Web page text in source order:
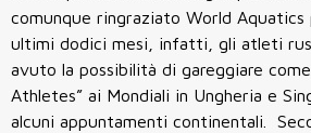
comunque ringraziato World Aquatics
ultimi dodici mesi, infatti, gli atleti
avuto la possibilità di gareggiare
Athletes” ai Mondiali in Ungheria e
alcuni appuntamenti continentali.